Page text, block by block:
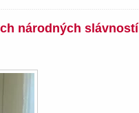
národných slávností